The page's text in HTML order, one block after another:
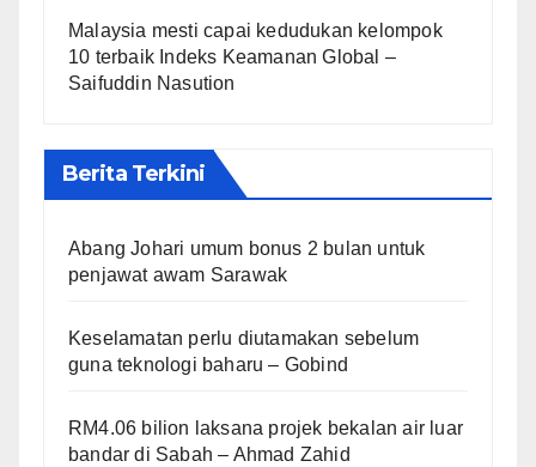
Malaysia mesti capai kedudukan kelompok
10 terbaik Indeks Keamanan Global –
Saifuddin Nasution
Berita Terkini
Abang Johari umum bonus 2 bulan untuk
penjawat awam Sarawak
Keselamatan perlu diutamakan sebelum
guna teknologi baharu – Gobind
RM4.06 bilion laksana projek bekalan air luar
bandar di Sabah – Ahmad Zahid